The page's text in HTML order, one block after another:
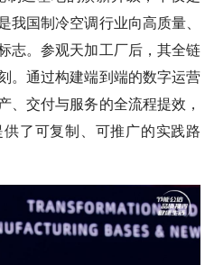
国制冷空调行业向高质量、
志。参观天加工厂后，其全链
。通过构建端到端的数字运营
、交付与服务的全流程提效，
了可复制、可推广的实践路